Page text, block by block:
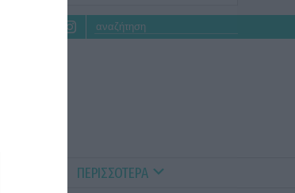
ΠΕΡΙΣΣΟΤΕΡΑ